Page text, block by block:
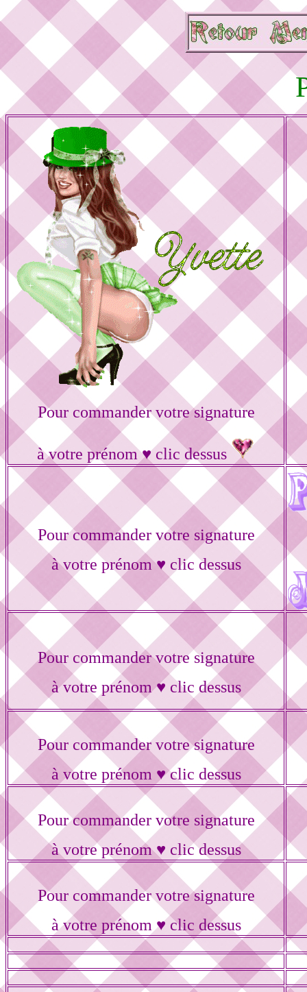
Pour commander votre signature
à votre prénom ♥ clic dessus
Pour commander votre signature
à votre prénom ♥ clic dessus
Pour commander votre signature
à votre prénom ♥ clic dessus
Pour commander votre signature
à votre prénom ♥ clic dessus
Pour commander votre signature
à votre prénom ♥ clic dessus
Pour commander votre signature
à votre prénom ♥ clic dessus